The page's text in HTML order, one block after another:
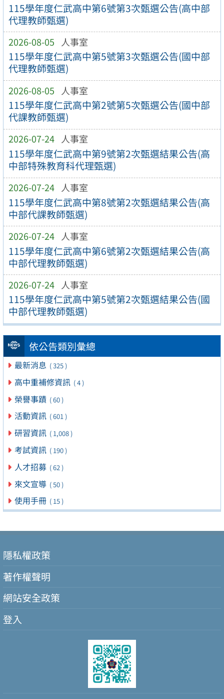
115學年度仁武高中第6號第3次甄選公告(高中部
代理教師甄選)
2026-08-05 人事室
115學年度仁武高中第5號第3次甄選公告(國中部
代理教師甄選)
2026-08-05 人事室
115學年度仁武高中第2號第5次甄選公告(國中部
代課教師甄選)
2026-07-24 人事室
115學年度仁武高中第9號第2次甄選結果公告(高
中部特殊教育科代理甄選)
2026-07-24 人事室
115學年度仁武高中第8號第2次甄選結果公告(高
中部代課教師甄選)
2026-07-24 人事室
115學年度仁武高中第6號第2次甄選結果公告(高
中部代理教師甄選)
2026-07-24 人事室
115學年度仁武高中第5號第2次甄選結果公告(國
中部代理教師甄選)
依公告類別彙總
最新消息 ( 325 )
高中重補修資訊 ( 4 )
榮譽事蹟 ( 60 )
活動資訊 ( 601 )
研習資訊 ( 1,008 )
考試資訊 ( 190 )
人才招募 ( 62 )
來文宣導 ( 50 )
使用手冊 ( 15 )
隱私權政策
著作權聲明
網站安全政策
登入